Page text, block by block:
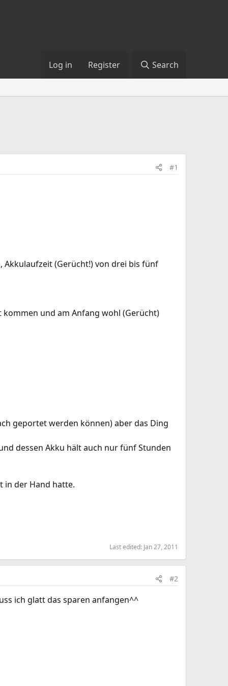
Log in Register Search
#1
Akkulaufzeit (Gerücht!) von drei bis fünf
kommen und am Anfang wohl (Gerücht)
geportet werden können) aber das Ding
dessen Akku hält auch nur fünf Stunden
in der Hand hatte.
Last edited: Jan 27, 2011
#2
ich glatt das sparen anfangen^^